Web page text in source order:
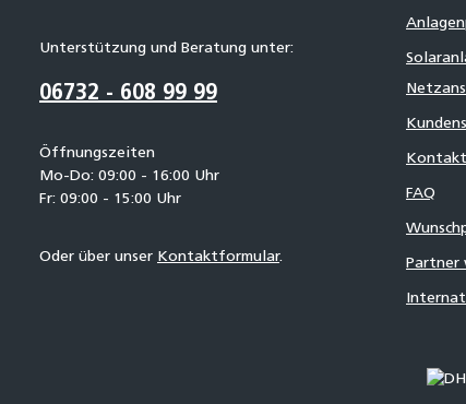
Unterstützung und Beratung unter:
06732 - 608 99 99
Öffnungszeiten
Mo-Do: 09:00 - 16:00 Uhr
Fr: 09:00 - 15:00 Uhr
Oder über unser Kontaktformular.
FAQ
Partner